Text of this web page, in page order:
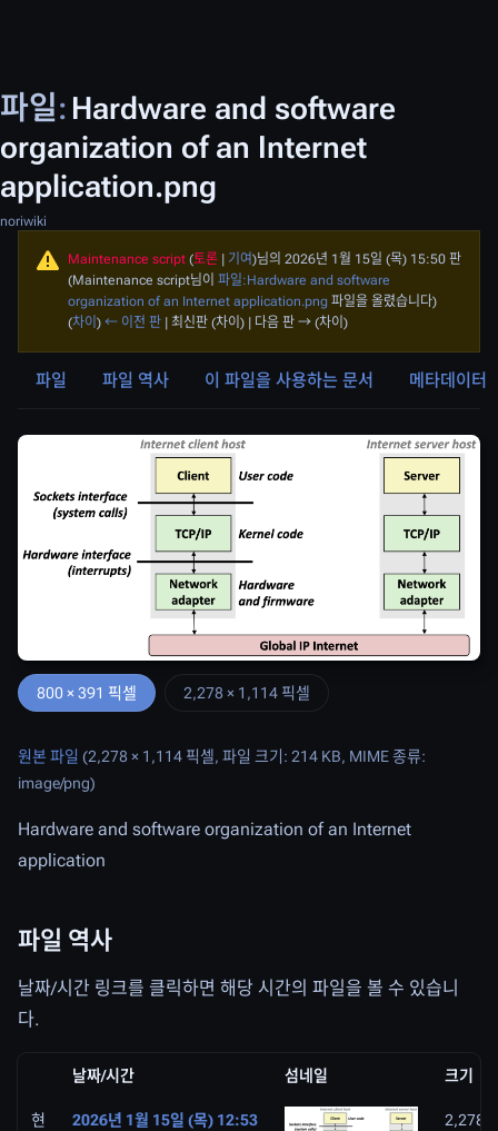
파일: Hardware and software
organization of an Internet
application.png
noriwiki
Maintenance script (토론 | 기여)님의 2026년 1월 15일 (목) 15:50 판
(Maintenance script님이 파일:Hardware and software
organization of an Internet application.png 파일을 올렸습니다)
(차이 ) ← 이전 판 | 최신판 (차이) | 다음 판 → (차이)
파일 파일 역사 이 파일을 사용하는 문서 메타데이터
800 × 391 픽셀 2,278 × 1,114 픽셀
원본 파일 (2,278 × 1,114 픽셀, 파일 크기: 214 KB, MIME 종류:
image/png)
Hardware and software organization of an Internet
application
파일 역사
날짜/시간 링크를 클릭하면 해당 시간의 파일을 볼 수 있습니
다.
날짜/시간 섬네일 크기
현
2026년 1월 15일 (목) 12:53
2,278 ×